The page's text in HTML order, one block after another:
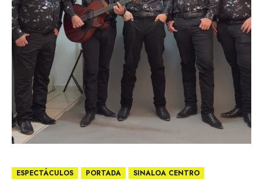
ESPECTÁCULOS PORTADA SINALOA CENTRO